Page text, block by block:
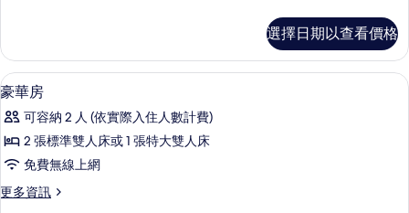
(2+2)
的
所
有
相
片
Room
Red
Level
View
(2+2)
詳
情
選擇日期以查看價格
顯
示
豪
華
房
的
1
豪華房
可容納 2 人 (依實際入住人數計費)
2 張標準雙人床或 1 張特大雙人床
免費無線上網
更多資訊
更